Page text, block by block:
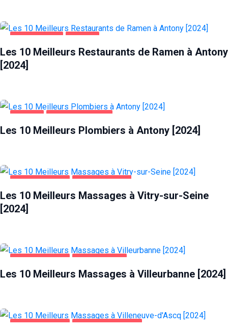
Les 10 Meilleurs Restaurants de Ramen à Antony
[2024]
Les 10 Meilleurs Plombiers à Antony [2024]
Les 10 Meilleurs Massages à Vitry-sur-Seine
[2024]
Les 10 Meilleurs Massages à Villeurbanne [2024]